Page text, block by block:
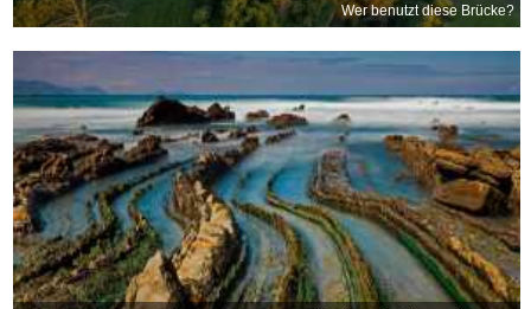
Wer benutzt diese Brücke?